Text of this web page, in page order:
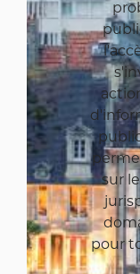
sur
pour